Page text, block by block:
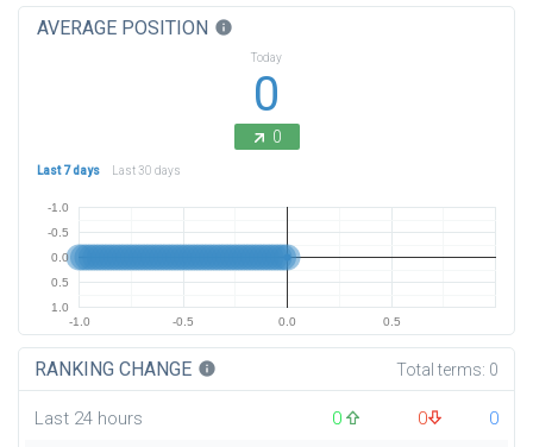
AVERAGE POSITION info
Today
0
0
Last 7 days Last 30 days
-1.0 -0.5 0.0 0.5
-1.0
-0.5
0.0
0.5
1.0
RANKING CHANGE info Total terms: 0
Last 24 hours 0 0
0